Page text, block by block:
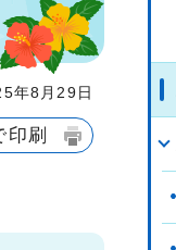
8月29日
印刷